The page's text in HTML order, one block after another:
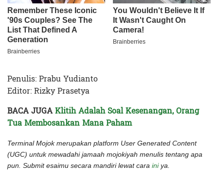
Penulis: Prabu Yudianto
Editor: Rizky Prasetya
BACA JUGAKlitih Adalah Soal Kesenangan, Orang
Tua Membosankan Mana Paham
Terminal Mojok merupakan platform User Generated Content
(UGC) untuk mewadahi jamaah mojokiyah menulis tentang apa
pun. Submit esaimu secara mandiri lewat cara iniya.